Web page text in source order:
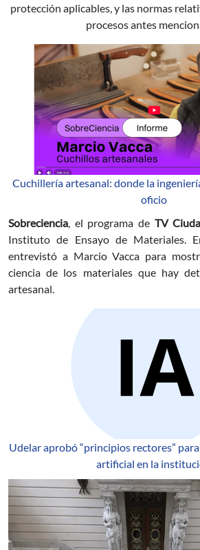
protección aplicables, y las normas
procesos antes
Cuchillería artesanal: donde la
oficio
Sobreciencia, el programa de TV
Instituto de Ensayo de Materiales.
entrevistó a Marcio Vacca para
ciencia de los materiales que hay
artesanal.
Udelar aprobó “principios rectores”
artificial en la